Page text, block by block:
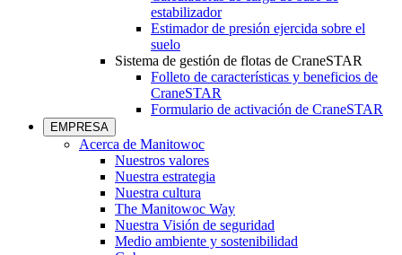
estabilizador
Estimador de presión ejercida sobre el
suelo
Sistema de gestión de flotas de CraneSTAR
Folleto de características y beneficios de
CraneSTAR
Formulario de activación de CraneSTAR
EMPRESA
Acerca de Manitowoc
Nuestros valores
Nuestra estrategia
Nuestra cultura
The Manitowoc Way
Nuestra Visión de seguridad
Medio ambiente y sostenibilidad